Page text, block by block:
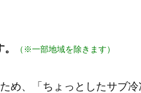
（※一部地域を除きます）
め、「ちょっとしたサブ冷